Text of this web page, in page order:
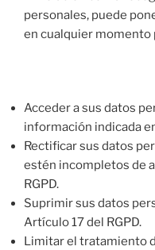
personales, puede
en cualquier momento
Acceder a sus datos
información indicada
Rectificar sus datos
estén incompletos de
RGPD.
Suprimir sus datos
Artículo 17 del RGPD.
Limitar el tratamiento